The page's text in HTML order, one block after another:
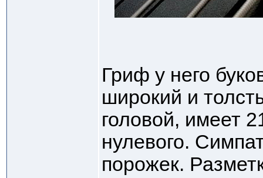
Гриф у него
широкий и
головой, имеет
нулевого.
порожек.